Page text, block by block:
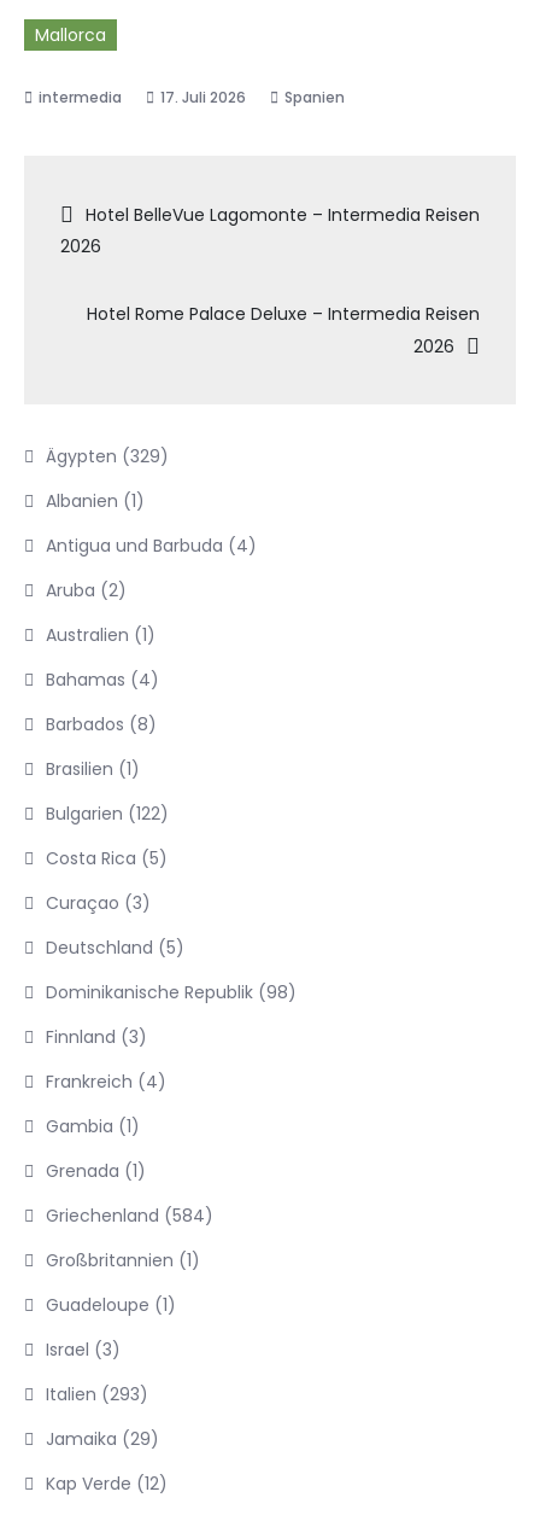
Mallorca
17. Juli 2026 Spanien
Beitragsnavigation
Hotel BelleVue Lagomonte – Intermedia Reisen
2026
Hotel Rome Palace Deluxe – Intermedia Reisen
2026
Ägypten (329)
Albanien (1)
Antigua und Barbuda (4)
Aruba (2)
Australien (1)
Bahamas (4)
Barbados (8)
Brasilien (1)
Bulgarien (122)
Costa Rica (5)
Curaçao (3)
Deutschland (5)
Dominikanische Republik (98)
Finnland (3)
Frankreich (4)
Gambia (1)
Grenada (1)
Griechenland (584)
Großbritannien (1)
Guadeloupe (1)
Israel (3)
Italien (293)
Jamaika (29)
Kap Verde (12)